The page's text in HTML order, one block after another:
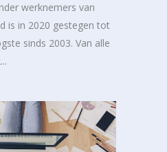
werknemers van
is in 2020 gestegen tot
sinds 2003. Van alle